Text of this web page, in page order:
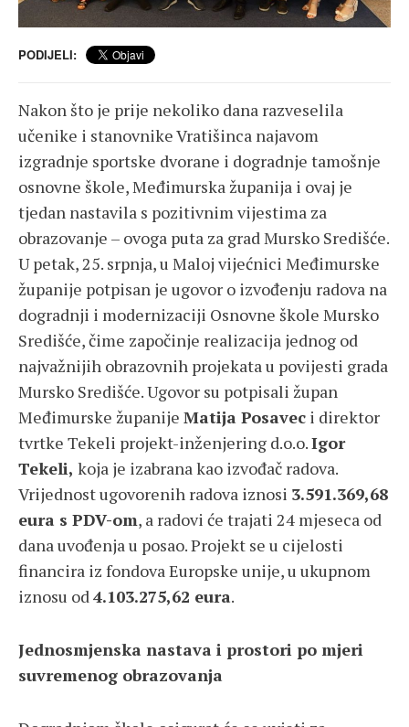
PODIJELI:
Nakon što je prije nekoliko dana razveselila
učenike i stanovnike Vratišinca najavom
izgradnje sportske dvorane i dogradnje tamošnje
osnovne škole, Međimurska županija i ovaj je
tjedan nastavila s pozitivnim vijestima za
obrazovanje – ovoga puta za grad Mursko Središće.
U petak, 25. srpnja, u Maloj vijećnici Međimurske
županije potpisan je ugovor o izvođenju radova na
dogradnji i modernizaciji Osnovne škole Mursko
Središće, čime započinje realizacija jednog od
najvažnijih obrazovnih projekata u povijesti grada
Mursko Središće. Ugovor su potpisali župan
Međimurske županije Matija Posavec i direktor
tvrtke Tekeli projekt-inženjering d.o.o.Igor
Tekeli, koja je izabrana kao izvođač radova.
Vrijednost ugovorenih radova iznosi 3.591.369,68
eura s PDV-om, a radovi će trajati 24 mjeseca od
dana uvođenja u posao. Projekt se u cijelosti
financira iz fondova Europske unije, u ukupnom
iznosu od4.103.275,62 eura.
Jednosmjenska nastava i prostori po mjeri
suvremenog obrazovanja